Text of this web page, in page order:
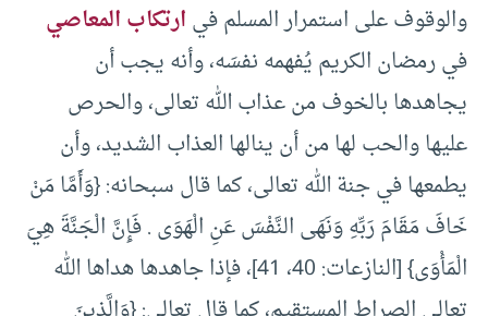
والوقوف على استمرار المسلم فيارتكاب المعاصي
في رمضان الكريم يُفهمه نفسَه، وأنه يجب أن
يجاهدها بالخوف من عذاب الله تعالى، والحرص
عليها والحب لها من أن ينالها العذاب الشديد، وأن
يطمعها في جنة الله تعالى، كما قال سبحانه: {وَأَمَّا مَنْ
خَافَ مَقَامَ رَبِّهِ وَنَهَى النَّفْسَ عَنِ الْهَوَى . فَإِنَّ الْجَنَّةَ هِيَ
الْمَأْوَى} [النازعات: 40، 41]، فإذا جاهدها هداها الله